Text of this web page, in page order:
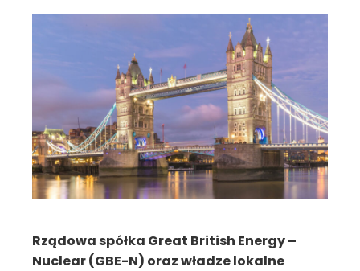
Rządowa spółka Great British Energy –
Nuclear (GBE-N) oraz władze lokalne